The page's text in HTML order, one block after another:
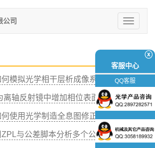
切
换
公司
模拟光学相干层析成像系统
离轴反射镜中增加相位表面
使用光学制造全息图修正像差
与公差脚本分析多个公差标准
ⓧ
客服中心
QQ客服